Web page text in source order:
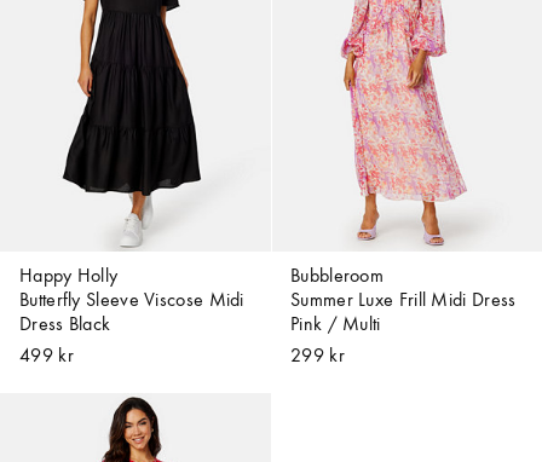
Happy Holly
Butterfly Sleeve Viscose Midi
Dress Black
499 kr
Bubbleroom
Summer Luxe Frill Midi Dress
Pink / Multi
299 kr